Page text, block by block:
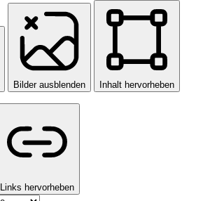
Bilder ausblenden Inhalt hervorheben
Links hervorheben